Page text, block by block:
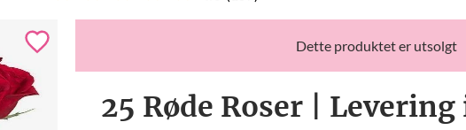
Dette produktet er utsolgt
25 Røde Roser | Levering